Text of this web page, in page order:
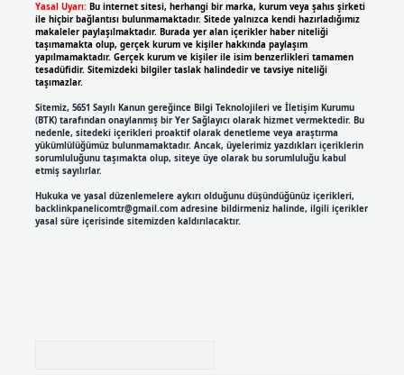
Yasal Uyarı: Bu internet sitesi, herhangi bir marka, kurum veya şahıs şirketi
ile hiçbir bağlantısı bulunmamaktadır. Sitede yalnızca kendi hazırladığımız
makaleler paylaşılmaktadır. Burada yer alan içerikler haber niteliği
taşımamakta olup, gerçek kurum ve kişiler hakkında paylaşım
yapılmamaktadır. Gerçek kurum ve kişiler ile isim benzerlikleri tamamen
tesadüfidir. Sitemizdeki bilgiler taslak halindedir ve tavsiye niteliği
taşımazlar.
Sitemiz, 5651 Sayılı Kanun gereğince Bilgi Teknolojileri ve İletişim Kurumu
(BTK) tarafından onaylanmış bir Yer Sağlayıcı olarak hizmet vermektedir. Bu
nedenle, sitedeki içerikleri proaktif olarak denetleme veya araştırma
yükümlülüğümüz bulunmamaktadır. Ancak, üyelerimiz yazdıkları içeriklerin
sorumluluğunu taşımakta olup, siteye üye olarak bu sorumluluğu kabul
etmiş sayılırlar.
Hukuka ve yasal düzenlemelere aykırı olduğunu düşündüğünüz içerikleri,
backlinkpanelicomtr@gmail.comadresine bildirmeniz halinde, ilgili içerikler
yasal süre içerisinde sitemizden kaldırılacaktır.